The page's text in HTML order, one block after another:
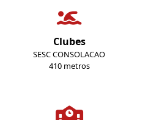
Clubes
SESC CONSOLACAO
410 metros